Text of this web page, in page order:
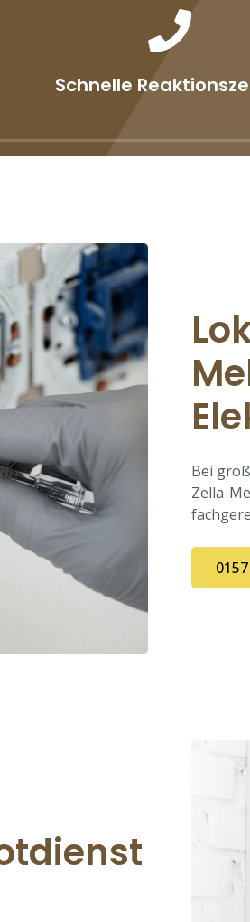
Schnelle
Bei
Zella-